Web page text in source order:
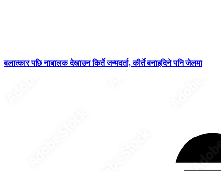
बलात्कार पछि नाबालक देखाउन किर्ते जन्मदर्ता, कीर्ते बनाइदिने पनि जेलमा